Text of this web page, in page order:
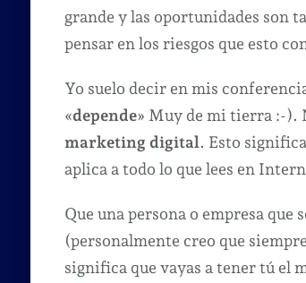
grande y las oportunidades son
pensar en los riesgos que esto
Yo suelo decir en mis
«depende» Muy de mi tierra :-).
marketing digital. Esto
aplica a todo lo que lees en
Que una persona o empresa que
(personalmente creo que
significa que vayas a tener tú el